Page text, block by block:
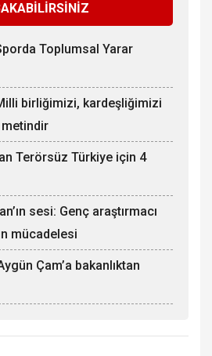
Toplumsal Yarar
birliğimizi, kardeşliğimizi
Terörsüz Türkiye için 4
sesi: Genç araştırmacı
mücadelesi
Çam’a bakanlıktan